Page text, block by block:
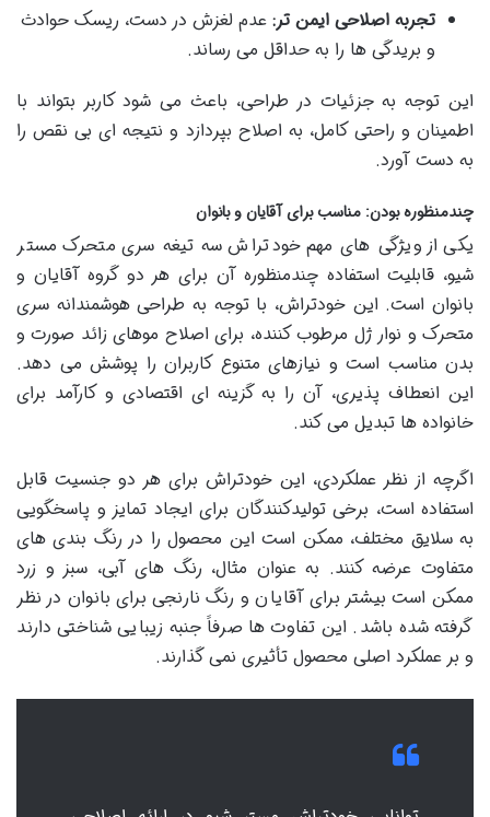
تجربه اصلاحی ایمن تر: عدم لغزش در دست، ریسک حوادث
و بریدگی ها را به حداقل می رساند.
این توجه به جزئیات در طراحی، باعث می شود کاربر بتواند با
اطمینان و راحتی کامل، به اصلاح بپردازد و نتیجه ای بی نقص را
به دست آورد.
چندمنظوره بودن: مناسب برای آقایان و بانوان
یکی از ویژگی های مهم خودتراش سه تیغه سری متحرک مستر
شیو، قابلیت استفاده چندمنظوره آن برای هر دو گروه آقایان و
بانوان است. این خودتراش، با توجه به طراحی هوشمندانه سری
متحرک و نوار ژل مرطوب کننده، برای اصلاح موهای زائد صورت و
بدن مناسب است و نیازهای متنوع کاربران را پوشش می دهد.
این انعطاف پذیری، آن را به گزینه ای اقتصادی و کارآمد برای
خانواده ها تبدیل می کند.
اگرچه از نظر عملکردی، این خودتراش برای هر دو جنسیت قابل
استفاده است، برخی تولیدکنندگان برای ایجاد تمایز و پاسخگویی
به سلایق مختلف، ممکن است این محصول را در رنگ بندی های
متفاوت عرضه کنند. به عنوان مثال، رنگ های آبی، سبز و زرد
ممکن است بیشتر برای آقایان و رنگ نارنجی برای بانوان در نظر
گرفته شده باشد. این تفاوت ها صرفاً جنبه زیبایی شناختی دارند
و بر عملکرد اصلی محصول تأثیری نمی گذارند.